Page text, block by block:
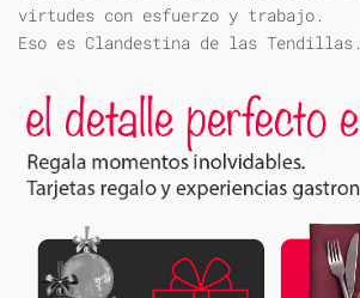
virtudes con esfuerzo y trabajo.
Eso es Clandestina de las Tendillas.